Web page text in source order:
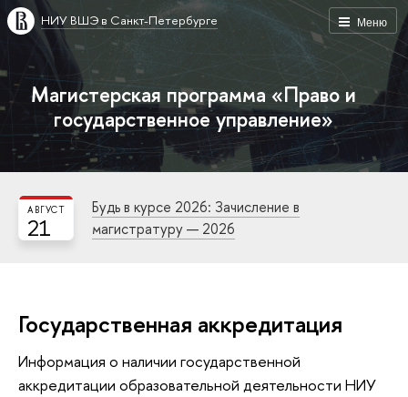
Меню
НИУ ВШЭ в Санкт-Петербурге
Магистерская программа «Право и
государственное управление»
21
АВГУСТ
Будь в курсе 2026: Зачисление в
магистратуру — 2026
Государственная аккредитация
Информация о наличии государственной
аккредитации образовательной деятельности НИУ